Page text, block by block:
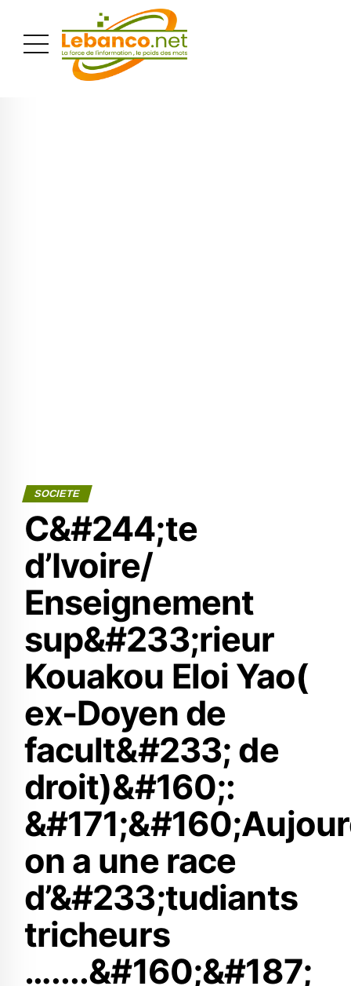
SOCIETE
C&#244;te
d’Ivoire/
Enseignement
sup&#233;rieur
Kouakou Eloi Yao(
ex-Doyen de
facult&#233; de
droit)&#160;:
on a une race
d’&#233;tudiants
tricheurs
…....&#160;&#187;